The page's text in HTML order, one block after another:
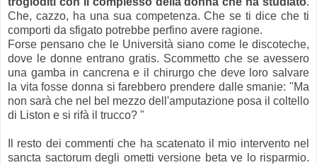
Che, cazzo, ha una sua competenza. Che se ti dice che ti
comporti da sfigato potrebbe perfino avere ragione.
Forse pensano che le Università siano come le discoteche,
dove le donne entrano gratis. Scommetto che se avessero
una gamba in cancrena e il chirurgo che deve loro salvare
la vita fosse donna si farebbero prendere dalle smanie: "Ma
non sarà che nel bel mezzo dell'amputazione posa il coltello
di Liston e si rifà il trucco? "
Il resto dei commenti che ha scatenato il mio intervento nel
sancta sactorum degli ometti versione beta ve lo risparmio.